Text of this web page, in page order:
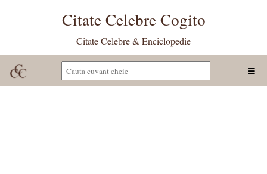
Citate Celebre Cogito
Citate Celebre & Enciclopedie